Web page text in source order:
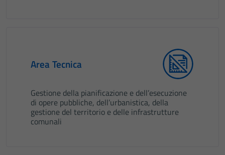
Area Tecnica
Gestione della pianificazione e dell’esecuzione
di opere pubbliche, dell’urbanistica, della
gestione del territorio e delle infrastrutture
comunali